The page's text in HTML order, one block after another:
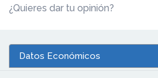
¿Quieres dar tu opinión?
Datos Económicos